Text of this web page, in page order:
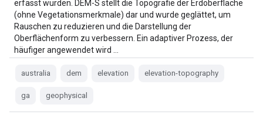
erfasst wurden. DEM-S stellt die Topografie der Erdoberfläche
(ohne Vegetationsmerkmale) dar und wurde geglättet, um
Rauschen zu reduzieren und die Darstellung der
Oberflächenform zu verbessern. Ein adaptiver Prozess, der
häufiger angewendet wird …
australia dem elevation elevation-topography
ga geophysical